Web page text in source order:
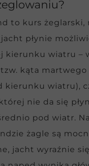
to kurs żeglarski,
płynie
kierunku wiatru –
kąta martwego
kierunku wiatru),
nie da się
pod wiatr. Na
żagle są
jacht wyraźnie się